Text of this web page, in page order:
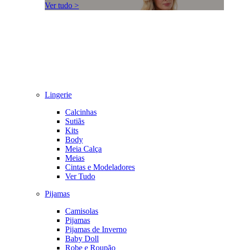
Ver tudo >
Lingerie
Calcinhas
Sutiãs
Kits
Body
Meia Calça
Meias
Cintas e Modeladores
Ver Tudo
Pijamas
Camisolas
Pijamas
Pijamas de Inverno
Baby Doll
Robe e Roupão